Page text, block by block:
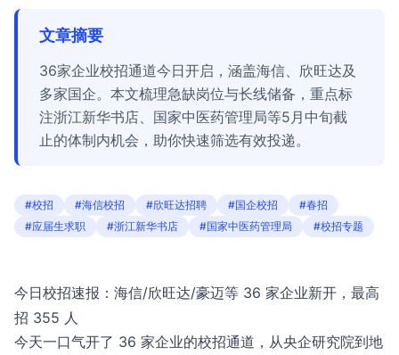
文章摘要
36家企业校招通道今日开启，涵盖海信、欣旺达及
多家国企。本文梳理急缺岗位与长线储备，重点标
注浙江新华书店、国家中医药管理局等5月中旬截
止的体制内机会，助你快速筛选有效投递。
#校招 #海信校招 #欣旺达招聘 #国企校招
#春招
#应届生求职
#浙江新华书店 #国家中医药管理局 #校招专题
今日校招速报：海信/欣旺达/豪迈等 36 家企业新开，最高
招 355 人
今天一口气开了 36 家企业的校招通道，从央企研究院到地